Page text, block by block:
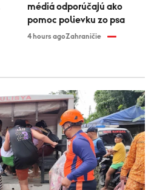
médiá odporúčajú ako
pomoc polievku zo psa
4 hours agoZahraničie